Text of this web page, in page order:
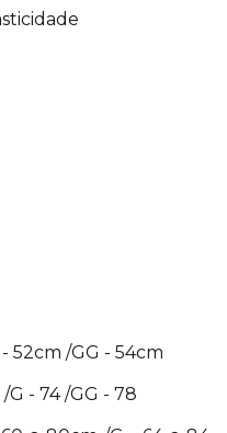
52cm /GG - 54cm
G - 74 /GG - 78